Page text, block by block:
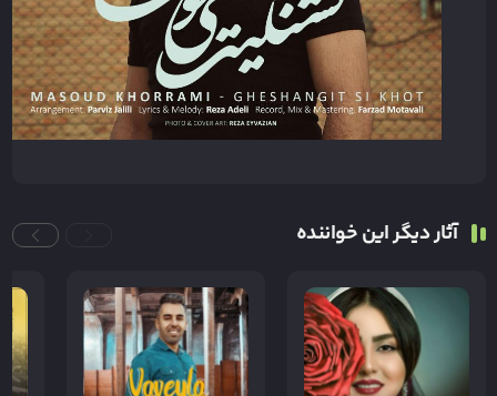
آثار دیگر این خواننده